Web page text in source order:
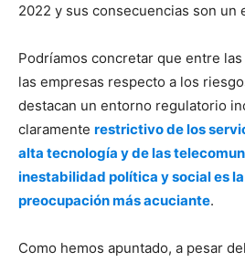
2022 y sus consecuencias son un
Podríamos concretar que entre
las empresas respecto a los
destacan un entorno regulatorio
claramente restrictivo de los
alta tecnología y de las
inestabilidad política y social es
preocupación más acuciante.
Como hemos apuntado, a pesar